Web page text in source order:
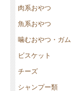
肉系おやつ
魚系おやつ
噛むおやつ・ガム
ビスケット
チーズ
シャンプー類